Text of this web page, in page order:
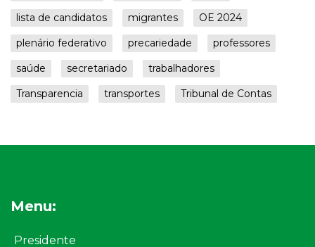
lista de candidatos
migrantes
OE 2024
plenário federativo
precariedade
professores
saúde
secretariado
trabalhadores
Transparencia
transportes Tribunal de Contas
Menu:
Presidente